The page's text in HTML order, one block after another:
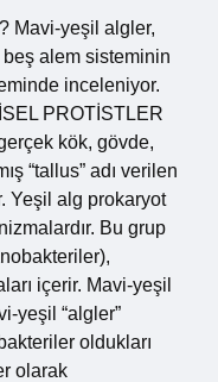
Mavi-yeşil algler,
beş alem sisteminin
inceleniyor.
PROTİSTLER
kök, gövde,
“tallus” adı verilen
Yeşil alg prokaryot
Bu grup
içerir. Mavi-yeşil
yeşil “algler”
oldukları
olarak